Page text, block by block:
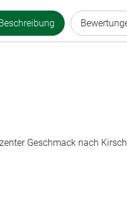
Geschmack nach